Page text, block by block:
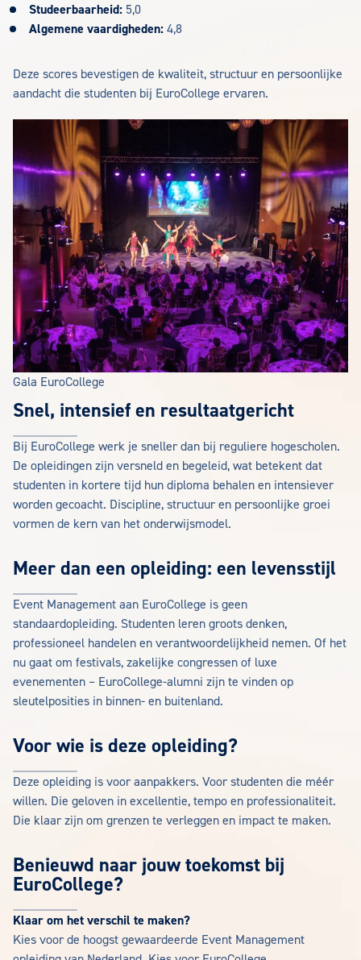
Studeerbaarheid: 5,0
Algemene vaardigheden: 4,8
Deze scores bevestigen de kwaliteit, structuur en persoonlijke
aandacht die studenten bij EuroCollege ervaren.
Gala EuroCollege
Snel, intensief en resultaatgericht
Bij EuroCollege werk je sneller dan bij reguliere hogescholen.
De opleidingen zijn versneld en begeleid, wat betekent dat
studenten in kortere tijd hun diploma behalen en intensiever
worden gecoacht. Discipline, structuur en persoonlijke groei
vormen de kern van het onderwijsmodel.
Meer dan een opleiding: een levensstijl
Event Management aan EuroCollege is geen
standaardopleiding. Studenten leren groots denken,
professioneel handelen en verantwoordelijkheid nemen. Of het
nu gaat om festivals, zakelijke congressen of luxe
evenementen – EuroCollege-alumni zijn te vinden op
sleutelposities in binnen- en buitenland.
Voor wie is deze opleiding?
Deze opleiding is voor aanpakkers. Voor studenten die méér
willen. Die geloven in excellentie, tempo en professionaliteit.
Die klaar zijn om grenzen te verleggen en impact te maken.
Benieuwd naar jouw toekomst bij
EuroCollege?
Klaar om het verschil te maken?
Kies voor de hoogst gewaardeerde Event Management